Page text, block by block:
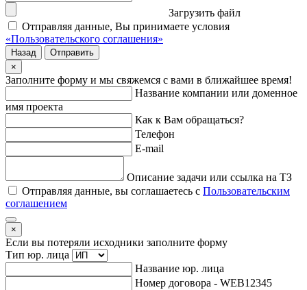
Загрузить файл
Отправляя данные, Вы принимаете условия
«Пользовательского соглашения»
Назад
Отправить
×
Заполните форму и мы свяжемся с вами в ближайшее время!
Название компании или доменное
имя проекта
Как к Вам обращаться?
Телефон
E-mail
Описание задачи или ссылка на ТЗ
Отправляя данные, вы соглашаетесь с Пользовательским
соглашением
×
Если вы потеряли исходники заполните форму
Тип юр. лица
Название юр. лица
Номер договора - WEB12345